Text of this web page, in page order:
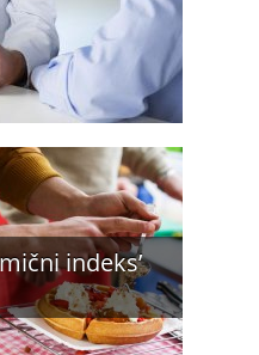
indeks’